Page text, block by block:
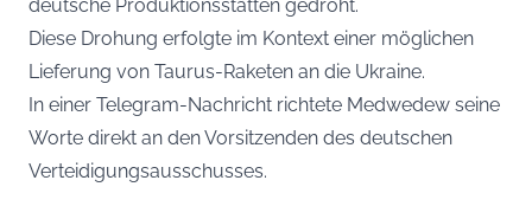
deutsche Produktionsstätten gedroht.
Diese Drohung erfolgte im Kontext einer möglichen
Lieferung von Taurus-Raketen an die Ukraine.
In einer Telegram-Nachricht richtete Medwedew seine
Worte direkt an den Vorsitzenden des deutschen
Verteidigungsausschusses.